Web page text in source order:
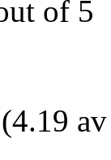
(4.19